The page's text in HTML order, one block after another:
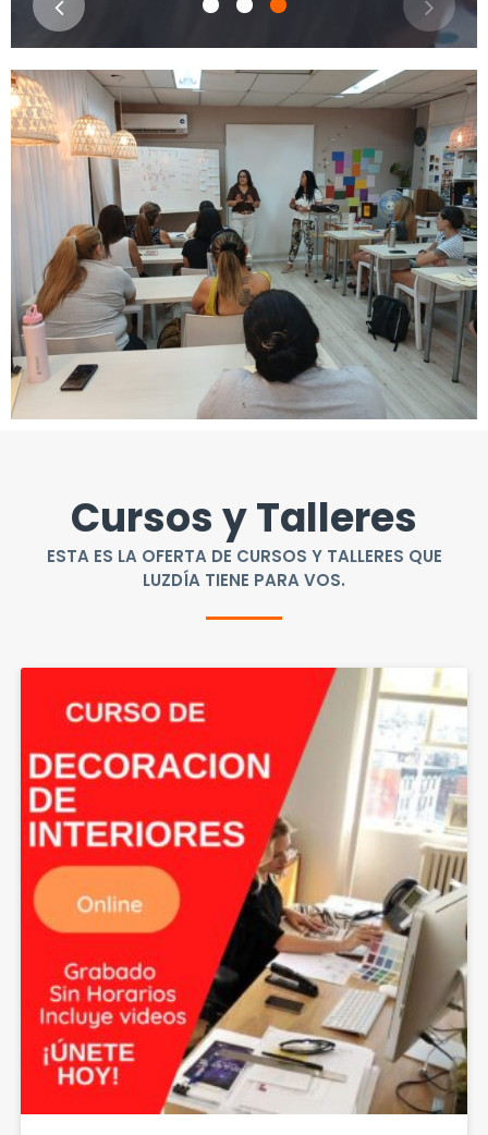
Cursos y Talleres
ESTA ES LA OFERTA DE CURSOS Y TALLERES QUE
LUZDÍA TIENE PARA VOS.